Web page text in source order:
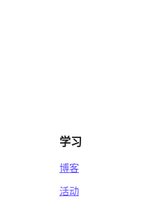
学习
博客
活动